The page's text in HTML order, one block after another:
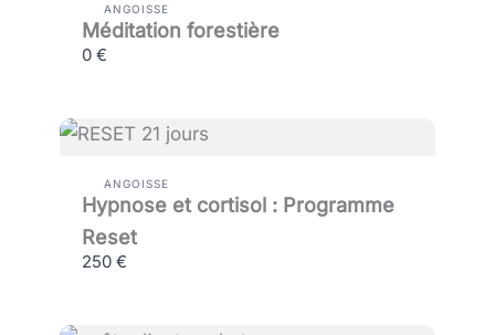
ANGOISSE
Méditation forestière
0 €
ANGOISSE
Hypnose et cortisol : Programme
Reset
250 €